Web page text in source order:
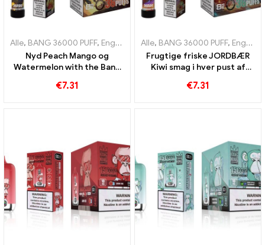
Alle, BANG 36000 PUFF, Engangs e-cigaretter ,Engangs e-
Nyd Peach Mango og
Watermelon with the Bang
cigaret og mesh spole
€7.31
Alle, BANG 36000 PUFF, Engangs e-cigaretter
Frugtige friske JORDBÆR
Kiwi smag i hver pust af
e-cigaret for langvarig
€7.31